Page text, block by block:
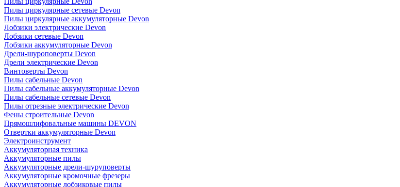
Пилы циркулярные сетевые Devon
Пилы циркулярные аккумуляторные Devon
Лобзики электрические Devon
Лобзики сетевые Devon
Лобзики аккумуляторные Devon
Дрели-шуроповерты Devon
Дрели электрические Devon
Винтоверты Devon
Пилы сабельные Devon
Пилы сабельные аккумуляторные Devon
Пилы сабельные сетевые Devon
Пилы отрезные электрические Devon
Фены строительные Devon
Прямошлифовальные машины DEVON
Отвертки аккумуляторные Devon
Электроинструмент
Аккумуляторная техника
Аккумуляторные пилы
Аккумуляторные дрели-шуруповерты
Аккумуляторные кромочные фрезеры
Аккумуляторные лобзиковые пилы